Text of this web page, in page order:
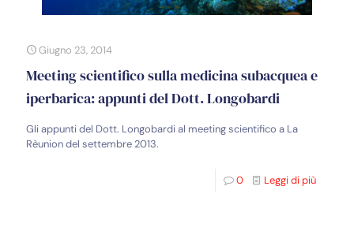
Giugno 23, 2014
Meeting scientifico sulla medicina subacquea e
iperbarica: appunti del Dott. Longobardi
Gli appunti del Dott. Longobardi al meeting scientifico a La
Rèunion del settembre 2013.
0 Leggi di più